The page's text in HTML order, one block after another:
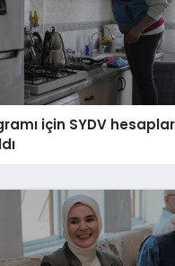
için SYDV